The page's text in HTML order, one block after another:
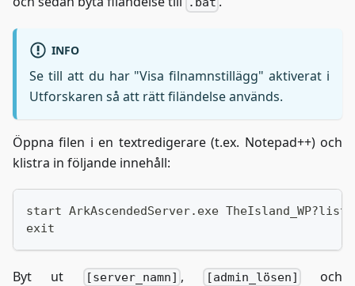
INFO
Se till att du har "Visa filnamnstillägg" aktiverat i
Utforskaren så att rätt filändelse används.
Öppna filen i en textredigerare (t.ex. Notepad++) och
klistra in följande innehåll:
start ArkAscendedServer.exe
exit
Byt ut [server_namn] , [admin_lösen] och